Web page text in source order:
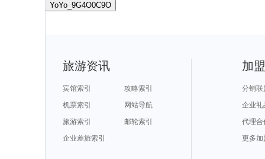
YoYo_9G4O0C9O
旅游资讯
宾馆索引
攻略索引
机票索引
网站导航
旅游索引
邮轮索引
企业差旅索引
加
分销联
企业礼
代理合
更多加